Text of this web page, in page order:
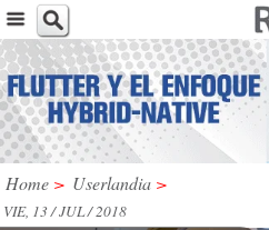
Home > Userlandia >
VIE, 13 / JUL / 2018